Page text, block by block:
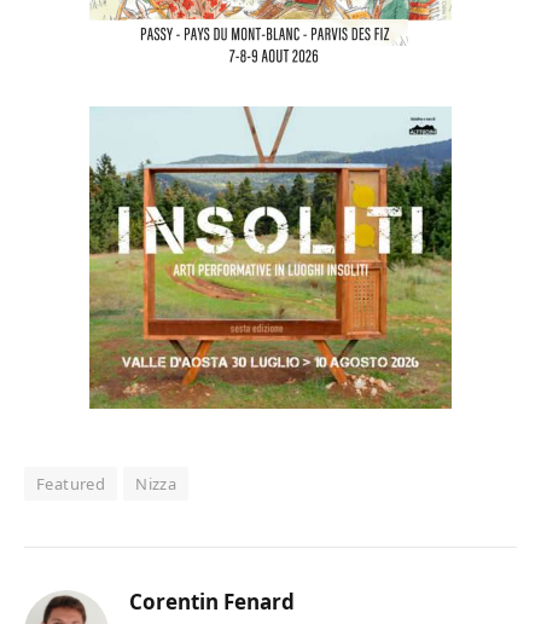
Featured Nizza
Corentin Fenard